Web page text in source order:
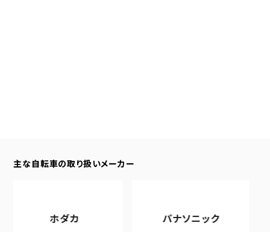
主な自転車の取り扱いメーカー
ホダカ パナソニック